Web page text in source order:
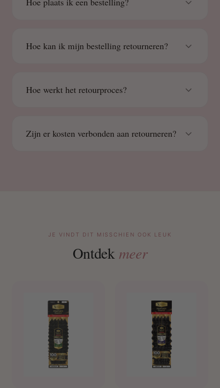
Hoe kan ik mijn bestelling retourneren?
Hoe werkt het retourproces?
Zijn er kosten verbonden aan retourneren?
JE VINDT DIT MISSCHIEN OOK LEUK
Ontdek meer